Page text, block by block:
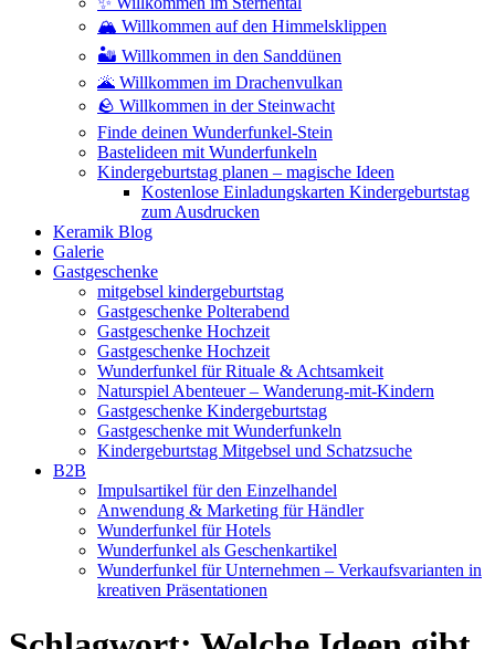
🏔️ Willkommen auf den Himmelsklippen
🏜️ Willkommen in den Sanddünen
🌋 Willkommen im Drachenvulkan
🪨 Willkommen in der Steinwacht
Finde deinen Wunderfunkel-Stein
Bastelideen mit Wunderfunkeln
Kindergeburtstag planen – magische Ideen
Kostenlose Einladungskarten Kindergeburtstag
zum Ausdrucken
Keramik Blog
Galerie
Gastgeschenke
mitgebsel kindergeburtstag
Gastgeschenke Polterabend
Gastgeschenke Hochzeit
Gastgeschenke Hochzeit
Wunderfunkel für Rituale & Achtsamkeit
Naturspiel Abenteuer – Wanderung-mit-Kindern
Gastgeschenke Kindergeburtstag
Gastgeschenke mit Wunderfunkeln
Kindergeburtstag Mitgebsel und Schatzsuche
B2B
Impulsartikel für den Einzelhandel
Anwendung & Marketing für Händler
Wunderfunkel für Hotels
Wunderfunkel als Geschenkartikel
Wunderfunkel für Unternehmen – Verkaufsvarianten in
kreativen Präsentationen